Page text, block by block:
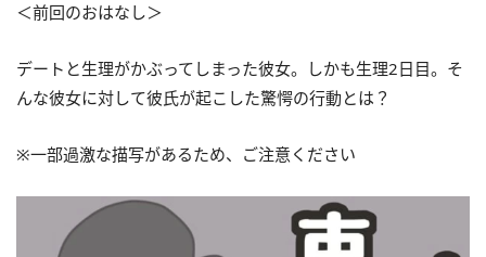
＜前回のおはなし＞
デートと生理がかぶってしまった彼女。しかも生理2日目。そ
んな彼女に対して彼氏が起こした驚愕の行動とは？
※一部過激な描写があるため、ご注意ください